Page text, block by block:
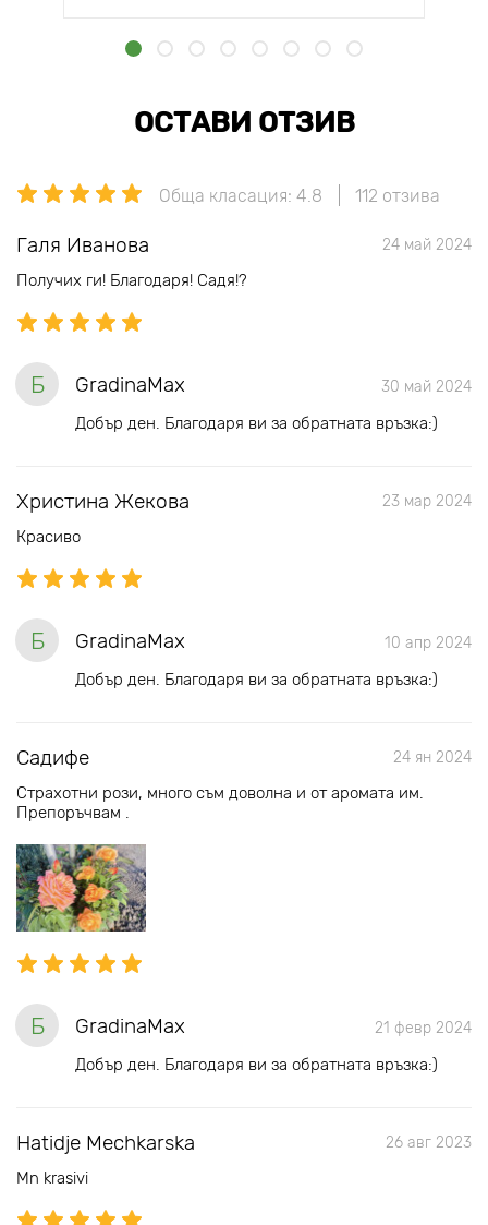
ОСТАВИ ОТЗИВ
Обща класация: 4.8 112 отзива
Галя Иванова 24 май 2024
Получих ги! Благодаря! Садя!?
Б GradinaMax 30 май 2024
Добър ден. Благодаря ви за обратната връзка:)
Христина Жекова 23 мар 2024
Красиво
Б GradinaMax 10 апр 2024
Добър ден. Благодаря ви за обратната връзка:)
Садифе 24 ян 2024
Страхотни рози, много съм доволна и от аромата им.
Препоръчвам .
Б GradinaMax 21 февр 2024
Добър ден. Благодаря ви за обратната връзка:)
Hatidje Mechkarska 26 авг 2023
Mn krasivi